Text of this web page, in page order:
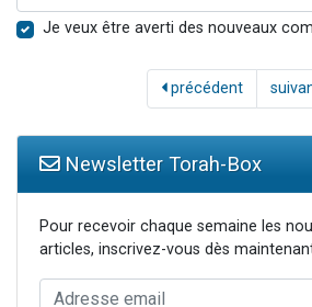
Je veux être averti des nouveaux
précédent
Newsletter Torah-Box
Pour recevoir chaque semaine les
articles, inscrivez-vous dès